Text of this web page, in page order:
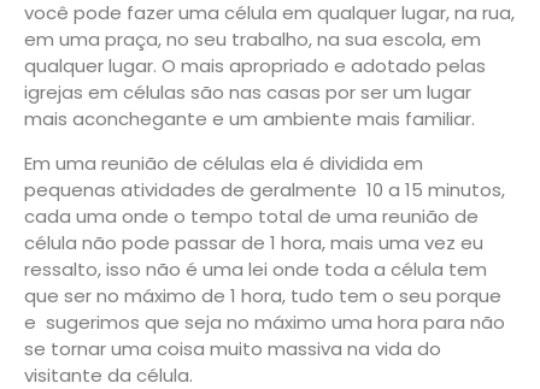
você pode fazer uma célula em qualquer lugar, na rua,
em uma praça, no seu trabalho, na sua escola, em
qualquer lugar. O mais apropriado e adotado pelas
igrejas em células são nas casas por ser um lugar
mais aconchegante e um ambiente mais familiar.
Em uma reunião de células ela é dividida em
pequenas atividades de geralmente 10 a 15 minutos,
cada uma onde o tempo total de uma reunião de
célula não pode passar de 1 hora, mais uma vez eu
ressalto, isso não é uma lei onde toda a célula tem
que ser no máximo de 1 hora, tudo tem o seu porque
e sugerimos que seja no máximo uma hora para não
se tornar uma coisa muito massiva na vida do
visitante da célula.